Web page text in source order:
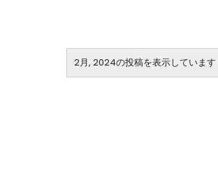
2月, 2024の投稿を表示しています